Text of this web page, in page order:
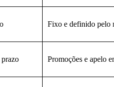
Fixo e definido pelo
Promoções e apelo